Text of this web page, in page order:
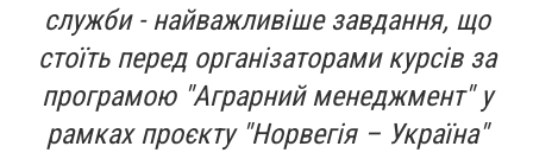
служби - найважливіше завдання, що
стоїть перед організаторами курсів за
програмою "Аграрний менеджмент" у
рамках проєкту "Норвегія – Україна"